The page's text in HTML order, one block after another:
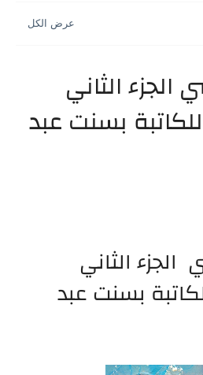
الثاني
بسنت عبد
الثاني
بسنت عبد